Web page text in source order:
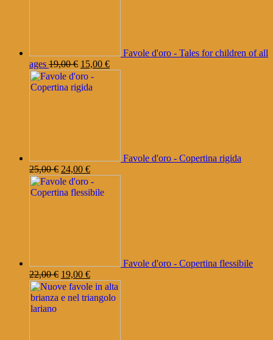
Favole d'oro - Tales for children of all
ages 19,00€ Il
prezzo
originale
15,00 €Il
Favole d'oro - Copertina rigida
25,00€ Il
prezzo
originale
24,00 €Il
attuale
Favole d'oro - Copertina flessibile
22,00€ Il
prezzo
originale
19,00 €Il
prezzo
attuale